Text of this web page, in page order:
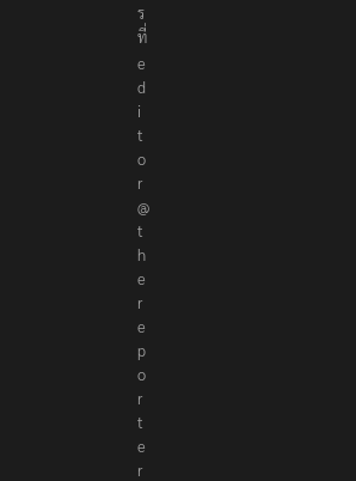
ร
ที่
e
d
i
t
o
r
@
t
h
e
r
e
p
o
r
t
e
r